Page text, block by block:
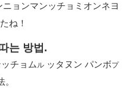
ニョンマンッチョミオンネヨ
ね！
는 방법.
チョム ル ッタヌン パンボプ